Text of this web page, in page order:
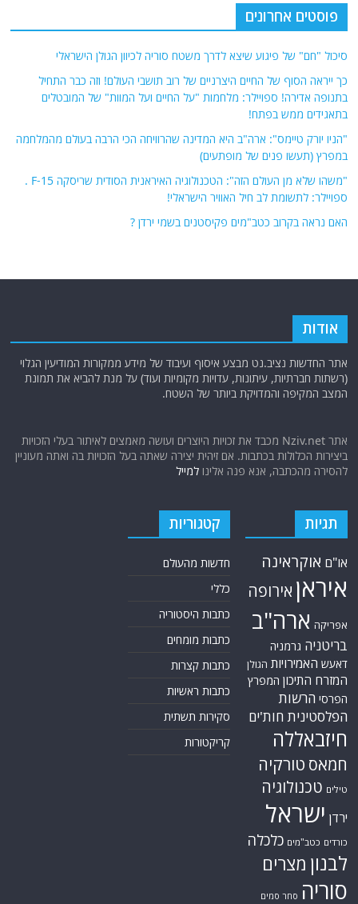
פוסטים אחרונים
סיכול "חם" של פיגוע שיצא לדרך משטח סוריה לכיוון הגולן הישראלי
כך ייראה הסוף של החיים היצרניים של רוב תושבי העולם! וזה כבר התחיל
בתנופה אדירה! ספויילר: מלחמות "על החיים ועל המוות" של המובטלים
בתאגידים ממש בפתח!
"הניו יורק טיימס": ארה"ב היא המדינה שהרוויחה הכי הרבה בעולם מהמלחמה
במפרץ (תעשו פנים של מופתעים)
"משהו שלא מן העולם הזה": הטכנולוגיה האיראנית הסודית שריסקה F-15 .
ספויילר: לתשומת לב חיל האוויר הישראלי!
האם נראה בקרוב כטב"מים פקיסטנים בשמי ירדן ?
אודות
אתר החדשות נציב.נט מבצע איסוף ועיבוד של מידע ממקורות המודיעין הגלוי
(רשתות חברתיות, עיתונות, עדויות מקומיות ועוד) על מנת להביא את תמונת
המצב המקיפה והמדויקת ביותר של השטח.
אתר Nziv.net מכבד את זכויות היוצרים ועושה מאמצים לאיתור בעלי הזכויות
ביצירות הכלולות בכתבות. אם זיהית יצירה שאתה בעל הזכויות בה ואתה מעוניין
להסירה מהכתבה, אנא פנה אלינולמייל
תגיות
או"ם אוקראינה
איראן אירופה
אפריקה ארה"ב
בריטניה גרמניה
דאעש האמירויות הגולן
המזרח התיכון המפרץ
הפרסי הרשות
הפלסטינית חות'ים
חיזבאללה
חמאס טורקיה
טילים טכנולוגיה
ירדן ישראל
כורדים כטב"מים כלכלה
לבנון מצרים
סוריה סחר סמים
קטגוריות
חדשות מהעולם
כללי
כתבות היסטוריה
כתבות מומחים
כתבות קצרות
כתבות ראשיות
סקירות תשתית
קריקטורות